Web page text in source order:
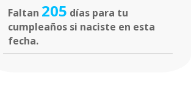
Faltan 205 días para tu
cumpleaños si naciste en esta
fecha.